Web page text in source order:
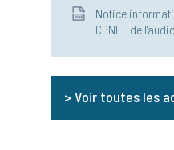
Notice
CPNEF de
> Voir toutes les